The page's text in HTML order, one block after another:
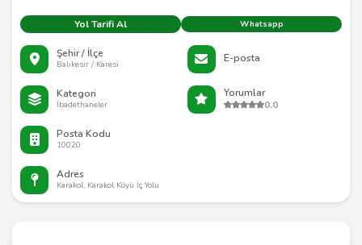
Yol Tarifi Al Whatsapp
Şehir / İlçe
Balıkesir / Karesi E-posta
Kategori
İbadethaneler
Yorumlar
0.0
Posta Kodu
10020
Adres
Karakol, Karakol Köyü İç Yolu